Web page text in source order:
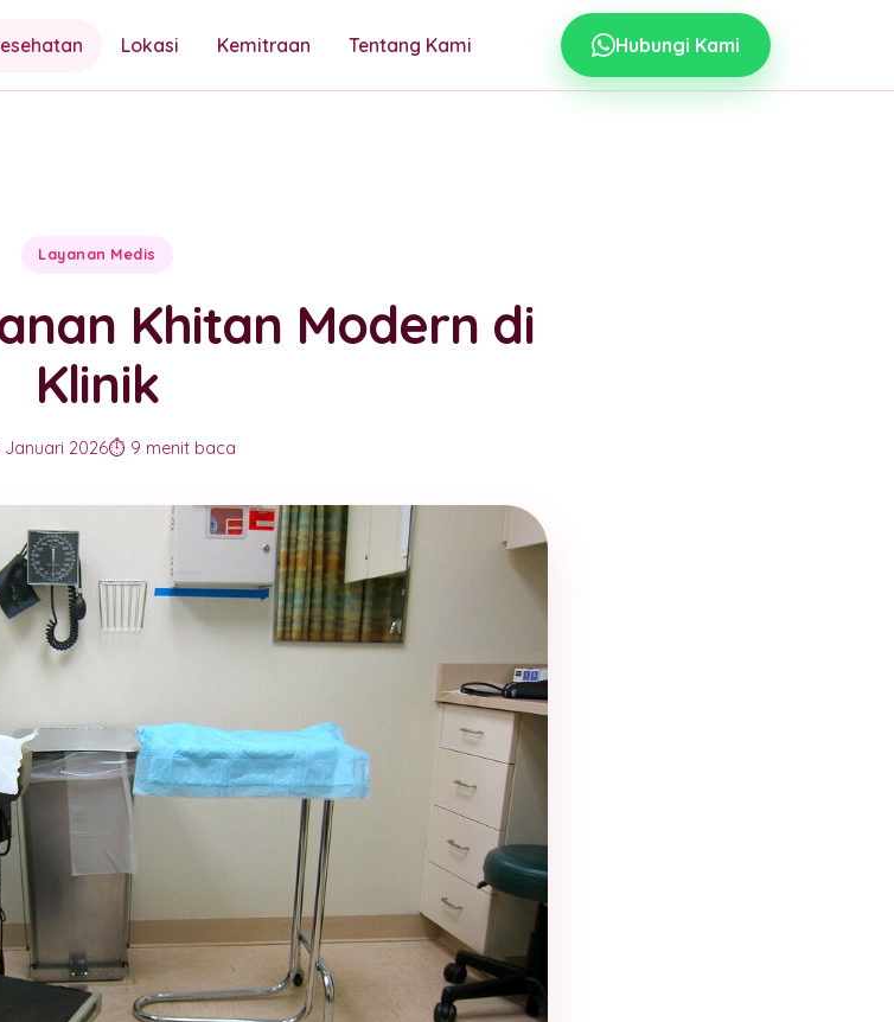
Lokasi Kemitraan Tentang Kami Hubungi Kami
Layanan Medis
Khitan Modern di
Klinik
Januari 2026⏱️ 9 menit baca